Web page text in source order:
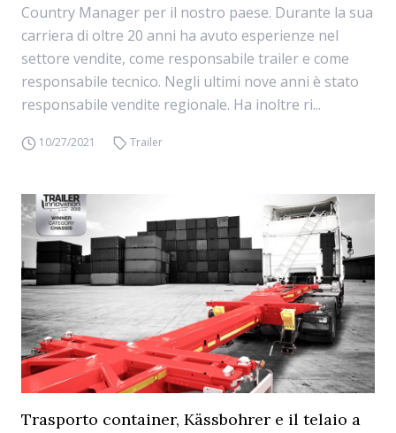
Country Manager per il nostro paese. Durante la sua
carriera di oltre 20 anni ha avuto esperienze nel
settore vendite, come responsabile trailer e come
responsabile tecnico. Negli ultimi nove anni è stato
responsabile vendite regionale. Ha inoltre ri...
10/27/2021 Trailer
Trasporto container, Kässbohrer e il telaio a